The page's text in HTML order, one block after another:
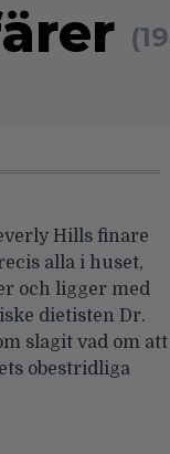
Hills finare
alla i huset,
och ligger med
dietisten Dr.
slagit vad om att
obestridliga